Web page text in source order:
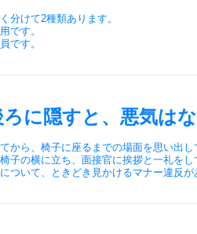
分けて2種類あります。
です。
です。
に隠すと、悪気は
から、椅子に座るまでの場面を思い出し
子の横に立ち、面接官に挨拶と一礼をし
ついて、ときどき見かけるマナー違反が